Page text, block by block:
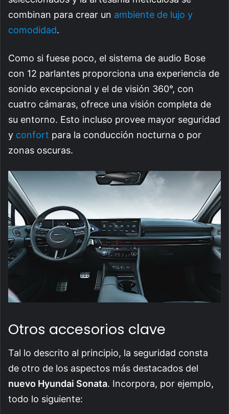
combinan para crear un ambiente de lujo y
comodidad.
Como si fuese poco, el sistema de audio Bose
con 12 parlantes proporciona una experiencia de
sonido excepcional y el de visión 360°, con
cuatro cámaras, ofrece una visión completa de
su entorno. Esto incluso provee mayor seguridad
y confort para la conducción nocturna o por
zonas oscuras.
Otros accesorios clave
Tal lo descrito al principio, la seguridad consta
de otro de los aspectos más destacados del
nuevo Hyundai Sonata. Incorpora, por ejemplo,
todo lo siguiente: